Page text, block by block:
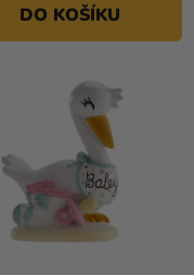
DO KOŠÍKU